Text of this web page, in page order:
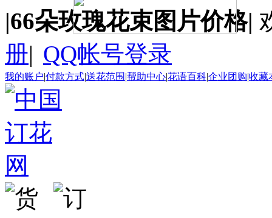
|66朵玫瑰花束图片价格|
册| QQ帐号登录
我的账户|付款方式|送花范围 |帮助中心|花语百科|企业团购|收藏